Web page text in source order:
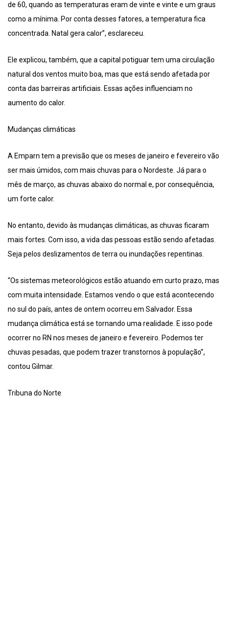
de 60, quando as temperaturas eram de vinte e vinte e um graus
como a mínima. Por conta desses fatores, a temperatura fica
concentrada. Natal gera calor”, esclareceu.
Ele explicou, também, que a capital potiguar tem uma circulação
natural dos ventos muito boa, mas que está sendo afetada por
conta das barreiras artificiais. Essas ações influenciam no
aumento do calor.
Mudanças climáticas
A Emparn tem a previsão que os meses de janeiro e fevereiro vão
ser mais úmidos, com mais chuvas para o Nordeste. Já para o
mês de março, as chuvas abaixo do normal e, por consequência,
um forte calor.
No entanto, devido às mudanças climáticas, as chuvas ficaram
mais fortes. Com isso, a vida das pessoas estão sendo afetadas.
Seja pelos deslizamentos de terra ou inundações repentinas.
“Os sistemas meteorológicos estão atuando em curto prazo, mas
com muita intensidade. Estamos vendo o que está acontecendo
no sul do país, antes de ontem ocorreu em Salvador. Essa
mudança climática está se tornando uma realidade. E isso pode
ocorrer no RN nos meses de janeiro e fevereiro. Podemos ter
chuvas pesadas, que podem trazer transtornos à população”,
contou Gilmar.
Tribuna do Norte